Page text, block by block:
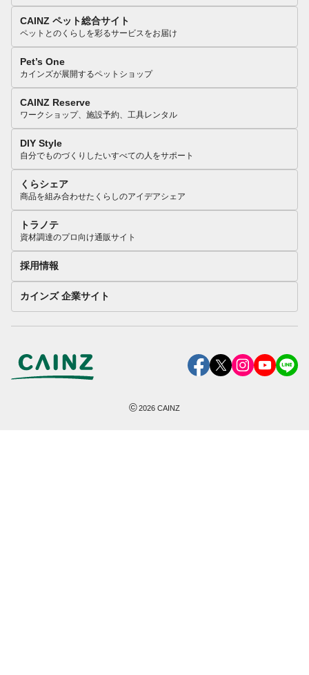
CAINZ ペット総合サイト
ペットとのくらしを彩るサービスをお届け
Pet’s One
カインズが展開するペットショップ
CAINZ Reserve
ワークショップ、施設予約、工具レンタル
DIY Style
自分でものづくりしたいすべての人をサポート
くらシェア
商品を組み合わせたくらしのアイデアシェア
トラノテ
資材調達のプロ向け通販サイト
採用情報
カインズ 企業サイト
©2026 CAINZ